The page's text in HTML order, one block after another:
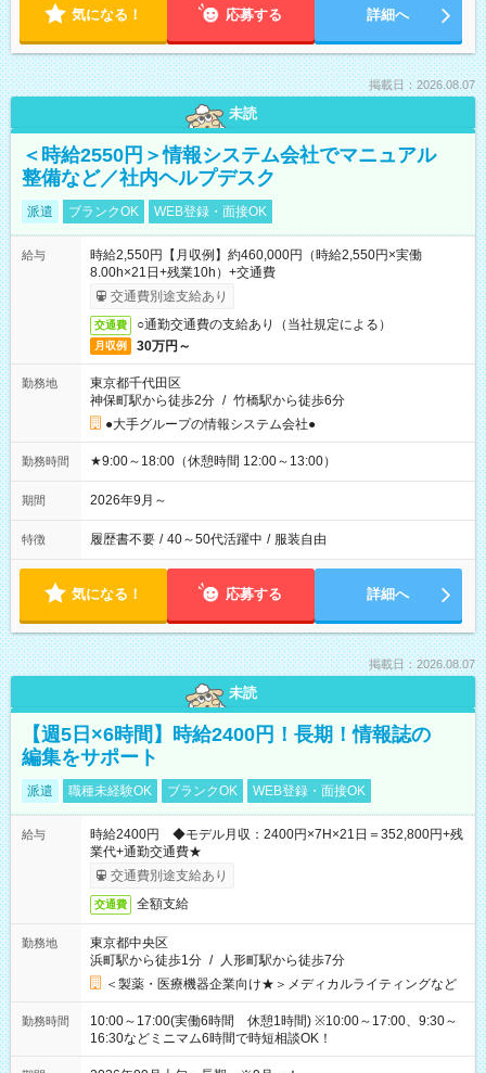
気になる！ 応募する 詳細へ
掲載日：2026.08.07
未読
＜時給2550円＞情報システム会社でマニュアル
整備など／社内ヘルプデスク
派遣 ブランクOK WEB登録・面接OK
給与
時給2,550円【月収例】約460,000円（時給2,550円×実働
8.00h×21日+残業10h）+交通費
交通費別途支給あり
交通費 ○通勤交通費の支給あり（当社規定による）
月収例 30万円～
勤務地
東京都千代田区
神保町駅から徒歩2分 / 竹橋駅から徒歩6分
●大手グループの情報システム会社●
勤務時間 ★9:00～18:00（休憩時間 12:00～13:00）
期間 2026年9月～
特徴 履歴書不要 / 40～50代活躍中 / 服装自由
気になる！ 応募する 詳細へ
掲載日：2026.08.07
未読
【週5日×6時間】時給2400円！長期！情報誌の
編集をサポート
派遣 職種未経験OK ブランクOK WEB登録・面接OK
給与
時給2400円 ◆モデル月収：2400円×7H×21日＝352,800円+残
業代+通勤交通費★
交通費別途支給あり
交通費 全額支給
勤務地
東京都中央区
浜町駅から徒歩1分 / 人形町駅から徒歩7分
＜製薬・医療機器企業向け★＞メディカルライティングなど
勤務時間
10:00～17:00(実働6時間 休憩1時間) ※10:00～17:00、9:30～
16:30などミニマム6時間で時短相談OK！